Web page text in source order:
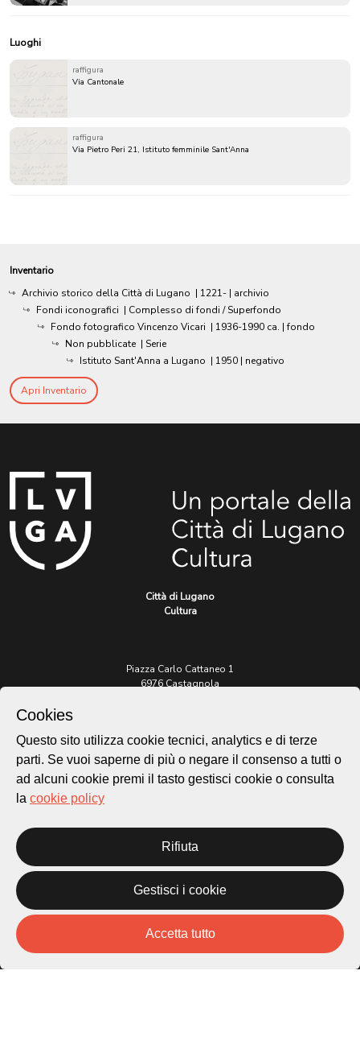
Luoghi
raffigura
Via Cantonale
raffigura
Via Pietro Peri 21, Istituto femminile Sant'Anna
Inventario
Archivio storico della Città di Lugano | 1221- | archivio
Fondi iconografici | Complesso di fondi / Superfondo
Fondo fotografico Vincenzo Vicari | 1936-1990 ca. | fondo
Non pubblicate | Serie
Istituto Sant'Anna a Lugano | 1950 | negativo
Apri Inventario
Città di Lugano
Cultura
Piazza Carlo Cattaneo 1
6976 Castagnola
Per informazioni:
patrimonio@lugano.ch
t. +41 58 866 68 50
Privacy Policy
Credits
Homepage
Temi
Cookies
Questo sito utilizza cookie tecnici, analytics e di terze
parti. Se vuoi saperne di più o negare il consenso a tutti o
ad alcuni cookie premi il tasto gestisci cookie o consulta
la cookie policy
Rifiuta
Gestisci i cookie
Accetta tutto